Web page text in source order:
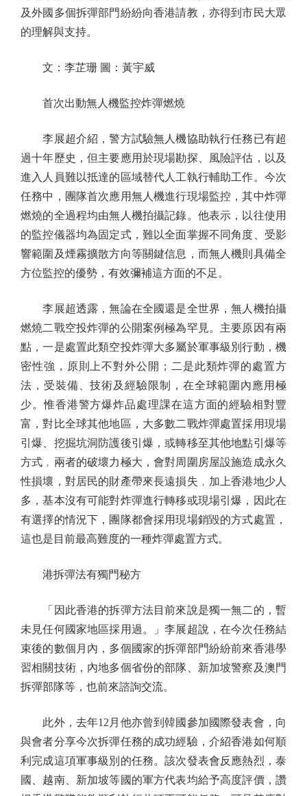
及外國多個拆彈部門紛紛向香港請教，亦得到市民大眾
的理解與支持。
文：李芷珊 圖：黃宇威
首次出動無人機監控炸彈燃燒
李展超介紹，警方試驗無人機協助執行任務已有超
過十年歷史，但主要應用於現場勘探、風險評估，以及
進入人員難以抵達的區域替代人工執行輔助工作。今次
任務中，團隊首次應用無人機進行現場監控，其中炸彈
燃燒的全過程均由無人機拍攝記錄。他表示，以往使用
的監控儀器均為固定式，難以全面掌握不同角度、受影
響範圍及煙霧擴散方向等關鍵信息，而無人機則具備全
方位監控的優勢，有效彌補這方面的不足。
李展超透露，無論在全國還是全世界，無人機拍攝
燃燒二戰空投炸彈的公開案例極為罕見。主要原因有兩
點，一是處置此類空投炸彈大多屬於軍事級別行動，機
密性強，原則上不對外公開；二是此類炸彈的處置方
法，受裝備、技術及經驗限制，在全球範圍內應用極
少。惟香港警方爆炸品處理課在這方面的經驗相對豐
富，對比全球其他地區，大多數二戰炸彈處置採用現場
引爆、挖掘坑洞防護後引爆，或轉移至其他地點引爆等
方式﹐兩者的破壞力極大，會對周圍房屋設施造成永久
性損壞，對居民的財產帶來長遠損失﹐加上香港地少人
多，基本沒有可能對炸彈進行轉移或現場引爆，因此在
有選擇的情況下，團隊都會採用現場銷毀的方式處置，
這也是目前最高難度的一種炸彈處置方式。
港拆彈法有獨門秘方
「因此香港的拆彈方法目前來說是獨一無二的，暫
未見任何國家地區採用過。」李展超說，在今次任務結
束後的數個月內，多個國家的拆彈部門紛紛前來香港學
習相關技術，內地多個省份的部隊、新加坡警察及澳門
拆彈部隊等，也前來諮詢交流。
此外，去年12月他亦曾到韓國參加國際發表會，向
與會者分享今次拆彈任務的成功經驗，介紹香港如何順
利完成這項軍事級別的任務。該次發表會反應熱烈，泰
國、越南、新加坡等國的軍方代表均給予高度評價，讚